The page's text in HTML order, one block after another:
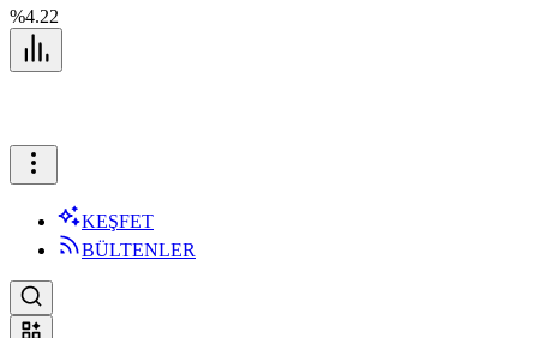
%4.22
KEŞFET
BÜLTENLER